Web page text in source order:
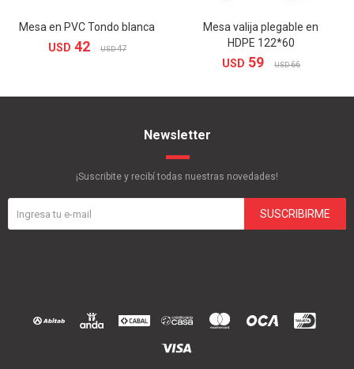
Mesa en PVC Tondo blanca
USD 42 USD 47
Mesa valija plegable en
HDPE 122*60
USD 59 USD 66
Newsletter
¡Suscribite y recibí todas nuestras novedades!
SUSCRIBIRME